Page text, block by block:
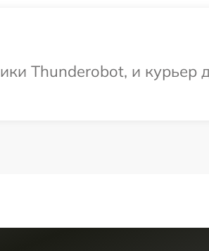
Thunderobot, и курьер